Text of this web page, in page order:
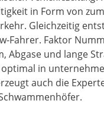
in Form von
Gleichzeitig
Fahrer. Faktor
Abgase und lange
in
auch die